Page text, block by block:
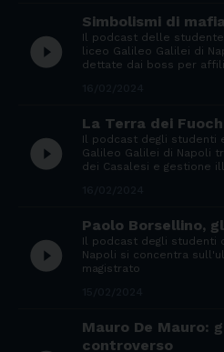
play_circle_filled
Simbolismi di
Il podcast delle
liceo Galileo Galilei di
dettate dai boss per
play_circle_filled
La Terra dei
Il podcast degli studenti
Galileo Galilei di Napoli
dei Casalesi e gestione
play_circle_filled
Paolo Borsellino,
Il podcast degli studenti
Napoli si concentra
magistrato
Mauro De Mauro:
controverso